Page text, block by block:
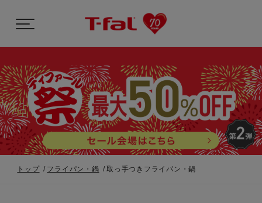
トップ フライパン・鍋 取っ手つきフライパン・鍋